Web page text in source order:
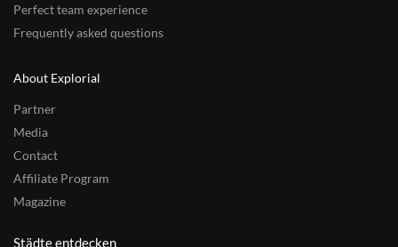
Perfect team experience
Frequently asked questions
About Explorial
Partner
Media
Contact
Affiliate Program
Magazine
Städte entdecken